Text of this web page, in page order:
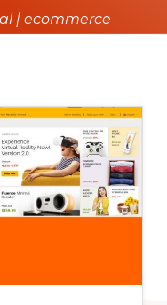
| ecommerce